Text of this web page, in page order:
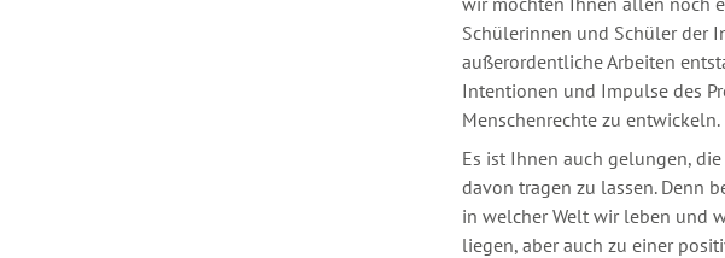
Schülerinnen und Schüler der
außerordentliche Arbeiten
Intentionen und Impulse des
Menschenrechte zu entwickeln.
Es ist Ihnen auch gelungen,
davon tragen zu lassen. Denn
in welcher Welt wir leben und
liegen, aber auch zu einer